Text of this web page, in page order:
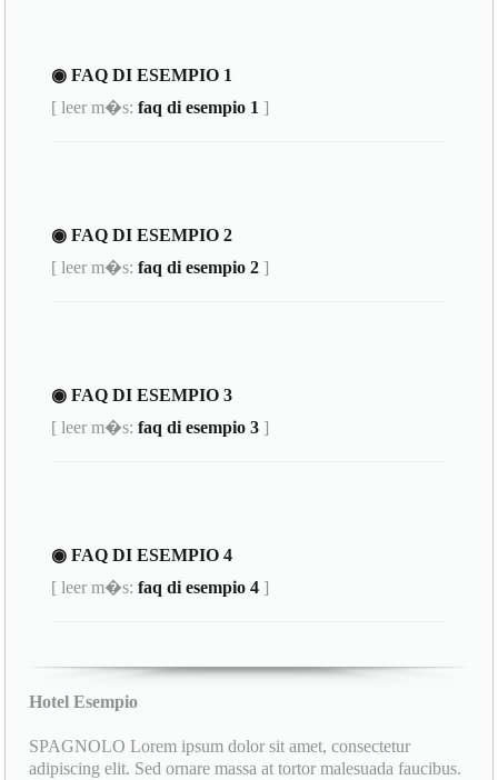
◉ FAQ DI ESEMPIO 1
[ leer m�s:faq di esempio 1 ]
◉ FAQ DI ESEMPIO 2
[ leer m�s:faq di esempio 2 ]
◉ FAQ DI ESEMPIO 3
[ leer m�s:faq di esempio 3 ]
◉ FAQ DI ESEMPIO 4
[ leer m�s:faq di esempio 4 ]
Hotel Esempio
SPAGNOLO Lorem ipsum dolor sit amet, consectetur
adipiscing elit. Sed ornare massa at tortor malesuada faucibus.